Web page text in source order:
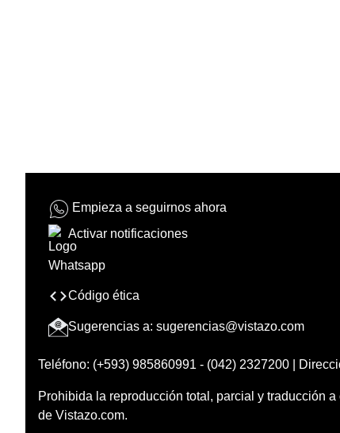
Empieza a seguirnos ahora
Activar notificaciones
Código ética
Sugerencias a: sugerencias@vistazo.com
Teléfono: (+593) 985860991 - (042) 2327200 |
Prohibida la reproducción total, parcial y traducción
de Vistazo.com.